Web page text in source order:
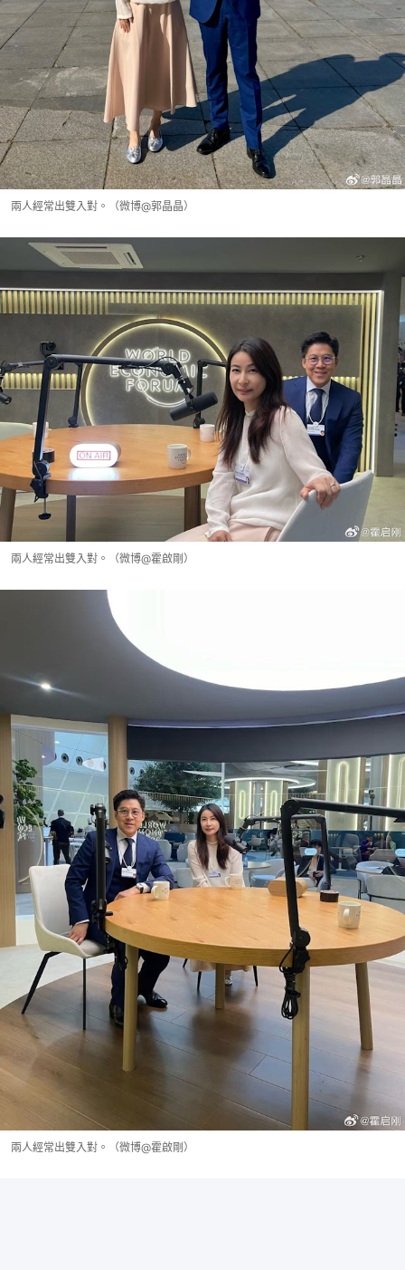
兩人經常出雙入對。（微博@郭晶晶）
兩人經常出雙入對。（微博@霍啟剛）
兩人經常出雙入對。（微博@霍啟剛）